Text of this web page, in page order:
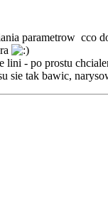
parametrow cco
lini - po prostu
sie tak bawic,